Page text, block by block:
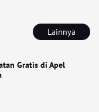
Lainnya
Gratis di Apel